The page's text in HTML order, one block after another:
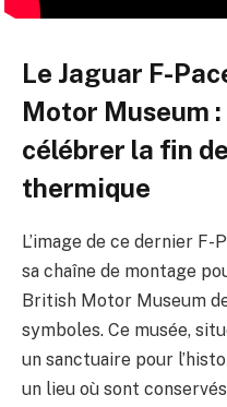
Le Jaguar F-
Motor Museum
célébrer la fin
thermique
L’image de ce dernier
sa chaîne de montage
British Motor Museum
symboles. Ce musée,
un sanctuaire pour
un lieu où sont